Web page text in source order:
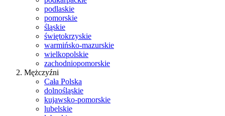
podlaskie
pomorskie
śląskie
świętokrzyskie
warmińsko-mazurskie
wielkopolskie
zachodniopomorskie
Mężczyźni
Cała Polska
dolnośląskie
kujawsko-pomorskie
lubelskie